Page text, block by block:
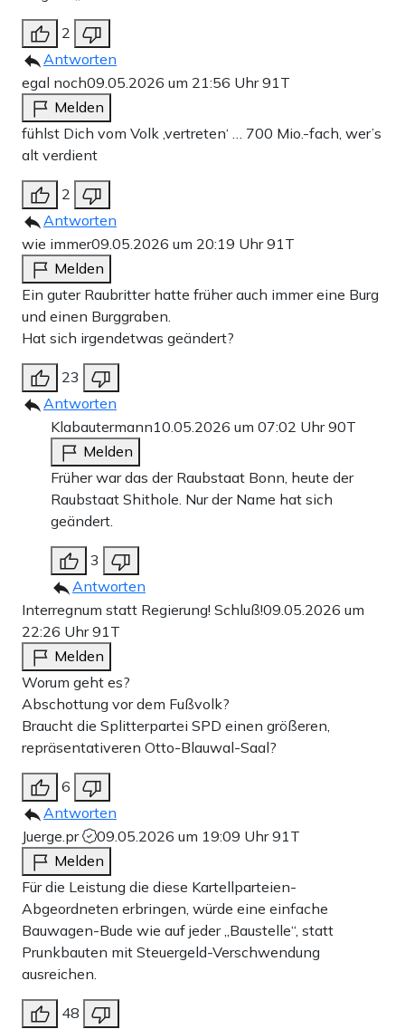
2
Antworten
egal noch09.05.2026 um 21:56 Uhr91T
Melden
fühlst Dich vom Volk ‚vertreten‘ … 700 Mio.-fach, wer’s
alt verdient
2
Antworten
wie immer09.05.2026 um 20:19 Uhr91T
Melden
Ein guter Raubritter hatte früher auch immer eine Burg
und einen Burggraben.
Hat sich irgendetwas geändert?
23
Antworten
Klabautermann10.05.2026 um 07:02 Uhr90T
Melden
Früher war das der Raubstaat Bonn, heute der
Raubstaat Shithole. Nur der Name hat sich
geändert.
3
Antworten
Interregnum statt Regierung! Schluß!09.05.2026 um
22:26 Uhr91T
Melden
Worum geht es?
Abschottung vor dem Fußvolk?
Braucht die Splitterpartei SPD einen größeren,
repräsentativeren Otto-Blauwal-Saal?
6
Antworten
Juerge.pr
09.05.2026 um 19:09 Uhr91T
Melden
Für die Leistung die diese Kartellparteien-
Abgeordneten erbringen, würde eine einfache
Bauwagen-Bude wie auf jeder „Baustelle“, statt
Prunkbauten mit Steuergeld-Verschwendung
ausreichen.
48